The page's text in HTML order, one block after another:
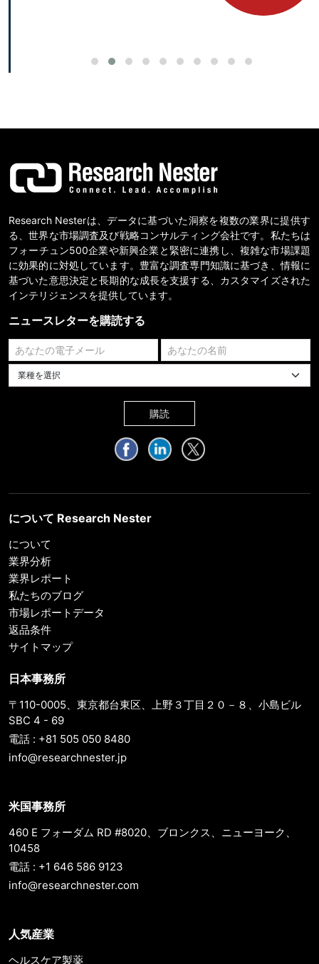
Research Nesterは、データに基づいた洞察を複数の業界に提供す
る、世界な市場調査及び戦略コンサルティング会社です。私たちは
フォーチュン500企業や新興企業と緊密に連携し、複雑な市場課題
に効果的に対処しています。豊富な調査専門知識に基づき、情報に
基づいた意思決定と長期的な成長を支援する、カスタマイズされた
インテリジェンスを提供しています。
ニュースレターを購読する
業種を選択してください
購読
について Research Nester
について
業界分析
業界レポート
私たちのブログ
市場レポートデータ
返品条件
サイトマップ
日本事務所
〒110-0005、東京都台東区、上野３丁目２０－８、小島ビル
SBC 4 - 69
電話 : +81 505 050 8480
info@researchnester.jp
米国事務所
460 E フォーダム RD #8020、ブロンクス、ニューヨーク、
10458
電話 : +1 646 586 9123
info@researchnester.com
人気産業
ヘルスケア製薬